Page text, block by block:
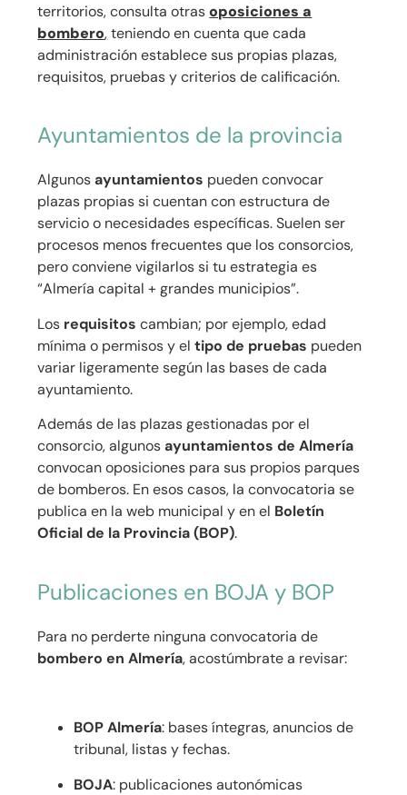
territorios, consulta otrasoposiciones a
bombero,teniendo en cuenta que cada
administración establece sus propias plazas,
requisitos, pruebas y criterios de calificación.
Ayuntamientos de la provincia
Algunosayuntamientos pueden convocar
plazas propias si cuentan con estructura de
servicio o necesidades específicas. Suelen ser
procesos menos frecuentes que los consorcios,
pero conviene vigilarlos si tu estrategia es
“Almería capital + grandes municipios”.
Los requisitos cambian; por ejemplo, edad
mínima o permisos y eltipo de pruebas pueden
variar ligeramente según las bases de cada
ayuntamiento.
Además de las plazas gestionadas por el
consorcio, algunosayuntamientos de Almería
convocan oposiciones para sus propios parques
de bomberos. En esos casos, la convocatoria se
publica en la web municipal y en el Boletín
Oficial de la Provincia (BOP).
Publicaciones en BOJA y BOP
Para no perderte ninguna convocatoria de
bombero en Almería, acostúmbrate a revisar:
BOP Almería: bases íntegras, anuncios de
tribunal, listas y fechas.
BOJA: publicaciones autonómicas